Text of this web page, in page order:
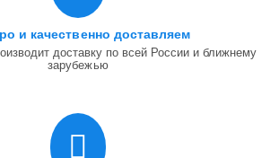
и качественно доставляем
доставку по всей России и ближнему
зарубежью